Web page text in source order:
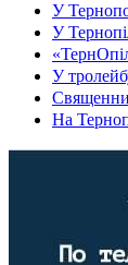
У
У
У
На